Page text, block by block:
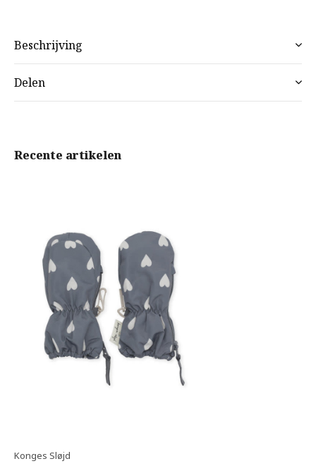
Beschrijving
Delen
Recente artikelen
Konges Sløjd